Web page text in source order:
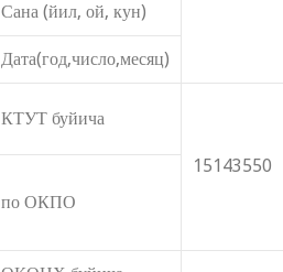
Сана (йил, ой, кун)
Дата(год,число,месяц)
КТУТ буйича
15143550
по ОКПО